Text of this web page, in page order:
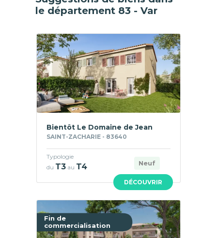
le département 83 - Var
DÉCOUVRIR
Bientôt Le Domaine de Jean
SAINT-ZACHARIE - 83640
Neuf
Typologie
du T3 au T4
Fin de
commercialisation